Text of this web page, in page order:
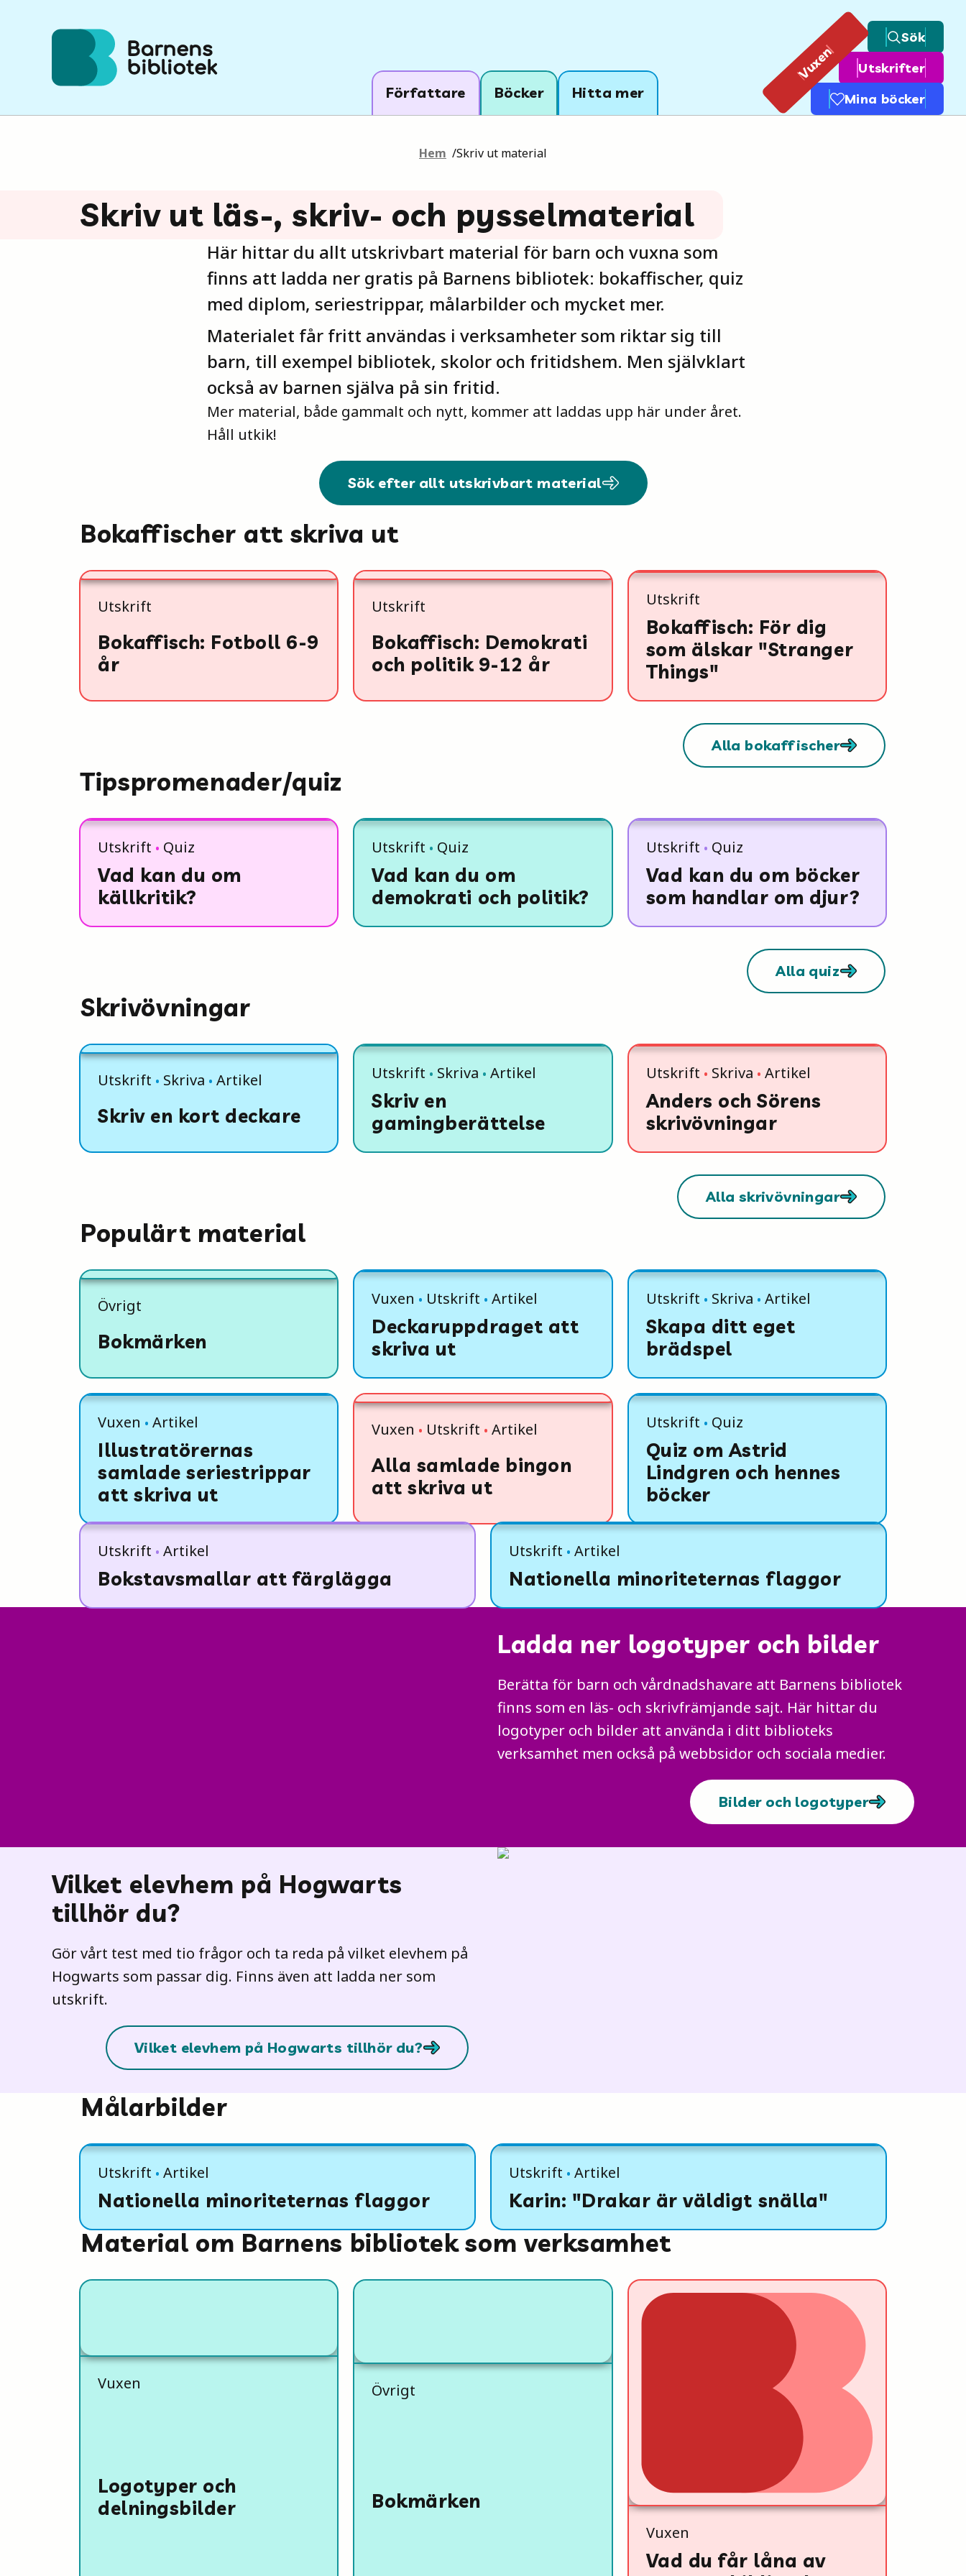
Författare Böcker Hitta mer
Vuxen
Sök
Utskrifter
Mina böcker
Hem /Skriv ut material
Skriv ut läs-, skriv- och pysselmaterial
Här hittar du allt utskrivbart material för barn och vuxna som
finns att ladda ner gratis på Barnens bibliotek: bokaffischer, quiz
med diplom, seriestrippar, målarbilder och mycket mer.
Materialet får fritt användas i verksamheter som riktar sig till
barn, till exempel bibliotek, skolor och fritidshem. Men självklart
också av barnen själva på sin fritid.
Mer material, både gammalt och nytt, kommer att laddas upp här under året.
Håll utkik!
Sök efter allt utskrivbart material
Bokaffischer att skriva ut
Bokaffisch: Fotboll 6-9
år
Utskrift
Bokaffisch: Demokrati
och politik 9-12 år
Utskrift
Bokaffisch: För dig
som älskar "Stranger
Things"
Utskrift
Alla bokaffischer
Tipspromenader/quiz
Vad kan du om
källkritik?
Utskrift Quiz
Vad kan du om
demokrati och politik?
Utskrift Quiz
Vad kan du om böcker
som handlar om djur?
Utskrift Quiz
Alla quiz
Skrivövningar
Skriv en kort deckare
Utskrift Skriva Artikel
Skriv en
gamingberättelse
Utskrift Skriva Artikel
Anders och Sörens
skrivövningar
Utskrift Skriva Artikel
Alla skrivövningar
Populärt material
Bokmärken
Övrigt
Deckaruppdraget att
skriva ut
Vuxen Utskrift Artikel
Skapa ditt eget
brädspel
Utskrift Skriva Artikel
Illustratörernas
samlade seriestrippar
att skriva ut
Vuxen Artikel
Alla samlade bingon
att skriva ut
Vuxen Utskrift Artikel
Quiz om Astrid
Lindgren och hennes
böcker
Utskrift Quiz
Bokstavsmallar att färglägga
Utskrift Artikel
Nationella minoriteternas flaggor
Utskrift Artikel
Ladda ner logotyper och bilder
Berätta för barn och vårdnadshavare att Barnens bibliotek
finns som en läs- och skrivfrämjande sajt. Här hittar du
logotyper och bilder att använda i ditt biblioteks
verksamhet men också på webbsidor och sociala medier.
Bilder och logotyper
Vilket elevhem på Hogwarts
tillhör du?
Gör vårt test med tio frågor och ta reda på vilket elevhem på
Hogwarts som passar dig. Finns även att ladda ner som
utskrift.
Vilket elevhem på Hogwarts tillhör du?
Målarbilder
Nationella minoriteternas flaggor
Utskrift Artikel
Karin: "Drakar är väldigt snälla"
Utskrift Artikel
Material om Barnens bibliotek som verksamhet
Logotyper och
delningsbilder
Vuxen
Bokmärken
Övrigt
Vad du får låna av
Vuxen